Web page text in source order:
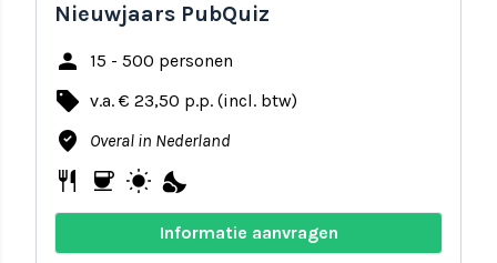
Nieuwjaars PubQuiz
person 15 - 500 personen
local_offer v.a. € 23,50 p.p. (incl. btw)
where_to_vote Overal in Nederland
restaurant coffee wb_sunny nights_stay
Informatie aanvragen